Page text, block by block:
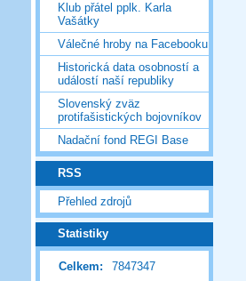
Klub přátel pplk. Karla
Vašátky
Válečné hroby na Facebooku
Historická data osobností a
událostí naší republiky
Slovenský zväz
protifašistických bojovníkov
Nadační fond REGI Base
RSS
Přehled zdrojů
Statistiky
Celkem:
7847347